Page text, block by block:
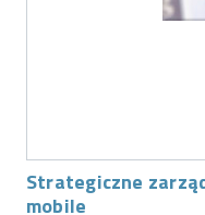
Strategiczne
mobile